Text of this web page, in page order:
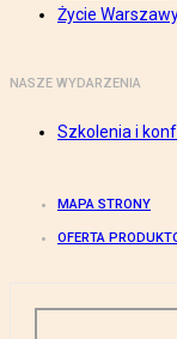
Życie
NASZE WYDARZENIA
Szkolenia i
MAPA STRONY
OFERTA